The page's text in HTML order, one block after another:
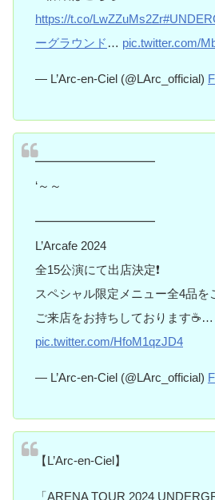
https://t.co/LwZZuMs2Zr
ーグラウンド … pic.twitter.com/
— L’Arc-en-Ciel (@LArc_official)
━━━━━━━━━━
‘～～
━━━━━━━━━━
️L’Arcafe 2024
全15公演にて出店決定❗️
スペシャル限定メニュー全4品を
ご来店をお持ちしております☕️…
pic.twitter.com/HfoM1qzJD4
— L’Arc-en-Ciel (@LArc_official)
【L’Arc-en-Ciel】
「ARENA TOUR 2024